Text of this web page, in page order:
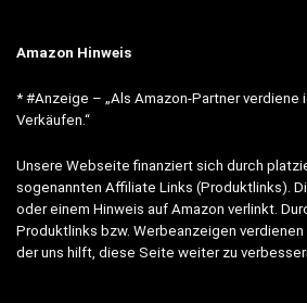
Amazon Hinweis
* #Anzeige – „Als Amazon-Partner verdiene
Verkäufen.“
Unsere Webseite finanziert sich durch
sogenannten Affiliate Links (Produktlinks).
oder einem Hinweis auf Amazon verlinkt.
Produktlinks bzw. Werbeanzeigen verdienen
der uns hilft, diese Seite weiter zu